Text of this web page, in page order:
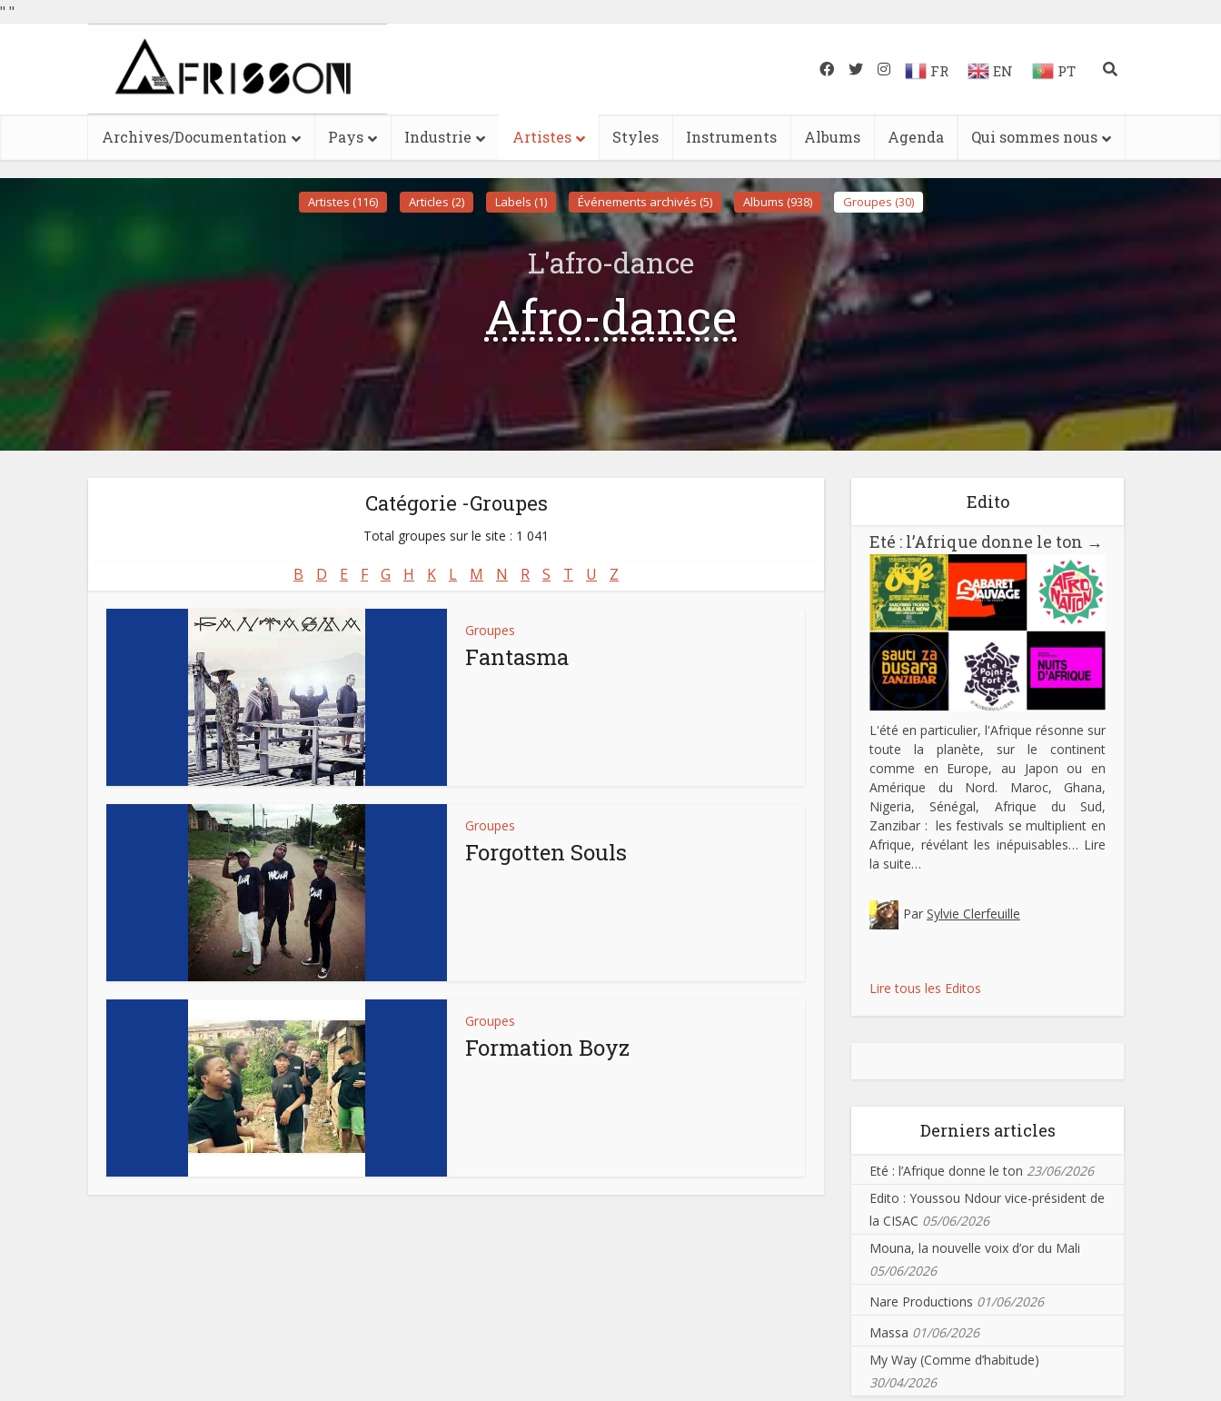
" "
FR EN PT
Archives/Documentation Pays Industrie Artistes Styles Instruments Albums Agenda Qui sommes nous
Artistes (116) Articles (2) Labels (1) Événements archivés (5) Albums (938) Groupes (30)
L'afro-dance
Afro-dance
Catégorie -Groupes
Total groupes sur le site : 1 041
B D E F G H K L M N R S T U Z
Groupes
Fantasma
Groupes
Forgotten Souls
Groupes
Formation Boyz
Edito
Eté : l’Afrique donne le ton →
L'été en particulier, l'Afrique résonne sur
toute la planète, sur le continent
comme en Europe, au Japon ou en
Amérique du Nord. Maroc, Ghana,
Nigeria, Sénégal, Afrique du Sud,
Zanzibar : les festivals se multiplient en
Afrique, révélant les inépuisables… Lire
la suite…
Par Sylvie Clerfeuille
Lire tous les Editos
Derniers articles
Eté : l’Afrique donne le ton 23/06/2026
Edito : Youssou Ndour vice-président de
la CISAC 05/06/2026
Mouna, la nouvelle voix d’or du Mali
05/06/2026
Nare Productions 01/06/2026
Massa 01/06/2026
My Way (Comme d’habitude)
30/04/2026